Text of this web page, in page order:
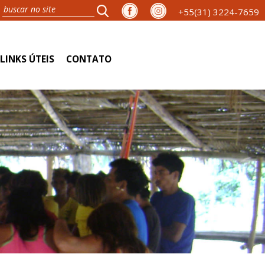
+55(31) 3224-7659
LINKS ÚTEIS CONTATO